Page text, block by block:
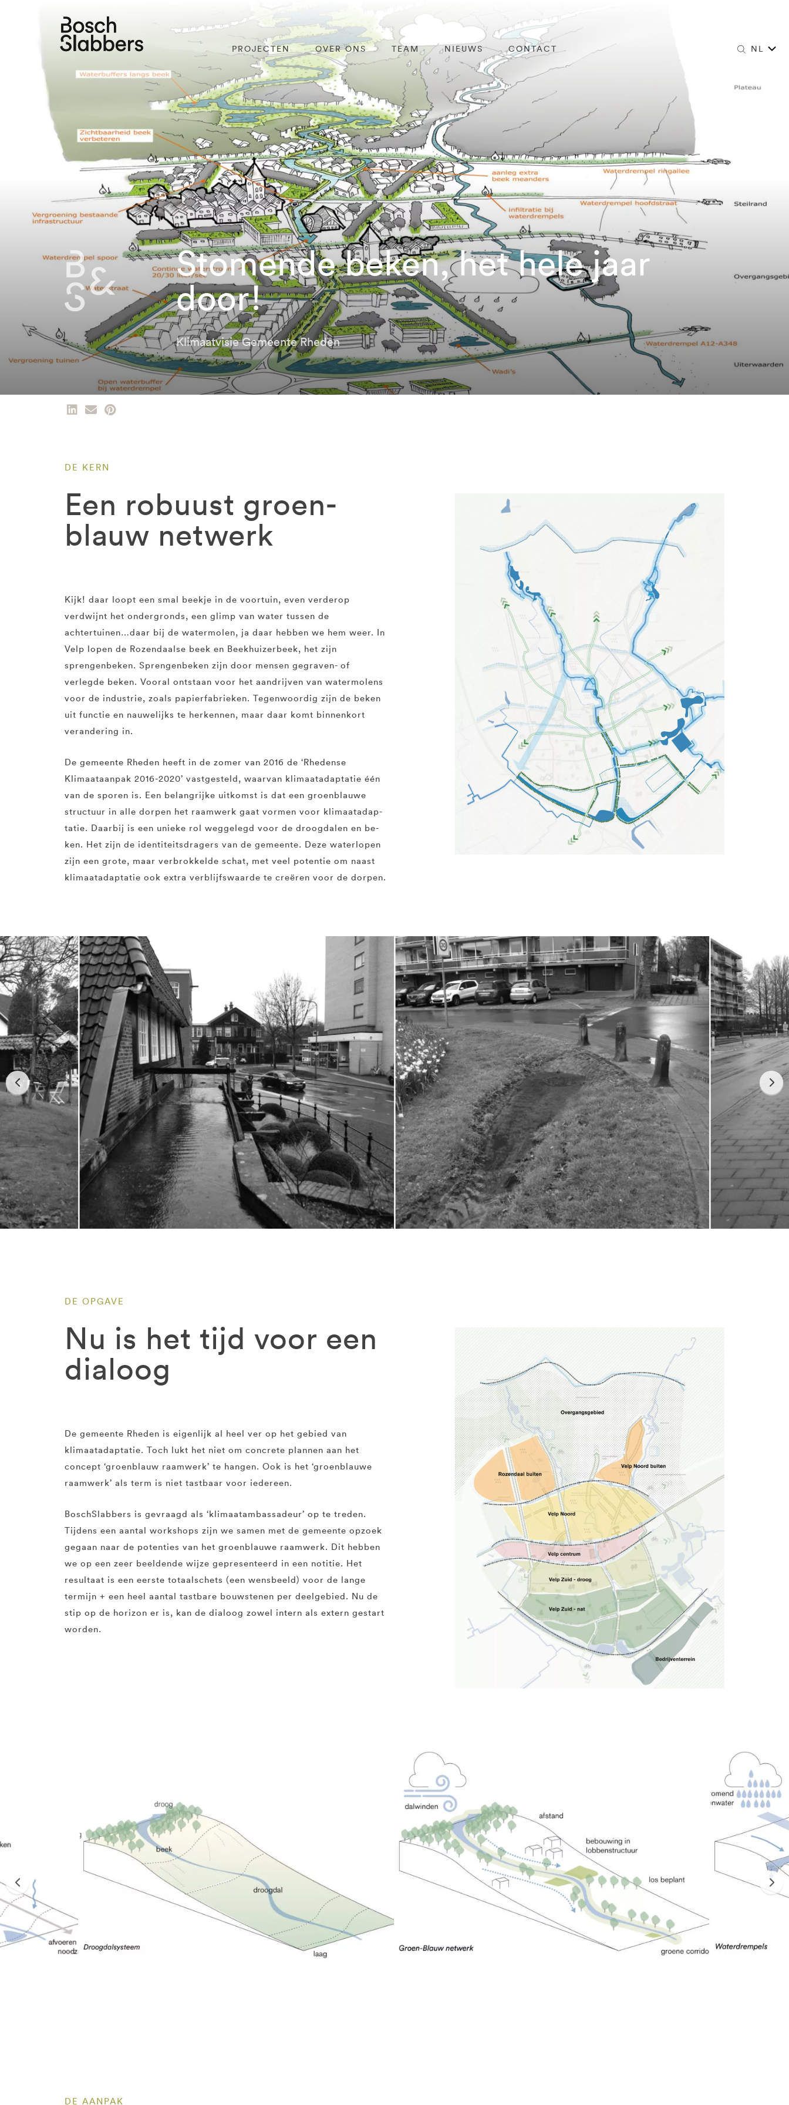
PROJECTEN OVER ONS TEAM NIEUWS CONTACT NL
Stomende beken, het hele jaar
door!
Klimaatvisie Gemeente Rheden
DE KERN
Een robuust groen-
blauw netwerk
Kijk! daar loopt een smal beekje in de voortuin, even verderop
verdwijnt het ondergronds, een glimp van water tussen de
achtertuinen…daar bij de watermolen, ja daar hebben we hem weer. In
Velp lopen de Rozendaalse beek en Beekhuizerbeek, het zijn
sprengenbeken. Sprengen­beken zijn door mensen gegraven- of
verlegde beken. Vooral ontstaan voor het aandrijv­en van watermolens
voor de industrie, zoals papierfabrieken. Tegenwoordig zijn de beken
uit functie en nauwelijks te herkennen, maar daar komt binnenkort
verandering in.
De gemeente Rheden heeft in de zomer van 2016 de ‘Rhedense
Klimaataanpak 2016-2020’ vastgesteld, waarvan klimaatadaptatie één
van de sporen is. Een belangrijke uitkomst is dat een groenblauwe
structuur in alle dorpen het raamwerk gaat vormen voor klimaatadap­
tatie. Daarbij is een unieke rol weggelegd voor de droogdalen en be­
ken. Het zijn de identiteitsdragers van de gemeente. Deze waterlopen
zijn een grote, maar verbrokkelde schat, met veel potentie om naast
klimaatadaptatie ook extra verblijfswaarde te creëren voor de dorpen.
DE OPGAVE
Nu is het tijd voor een
dialoog
De gemeente Rheden is eigenlijk al heel ver op het gebied van
klimaatadaptatie. Toch lukt het niet om concrete plannen aan het
concept ‘groenblauw raamwerk’ te hangen. Ook is het ‘groenblauwe
raamwerk’ als term is niet tastbaar voor iedereen.
BoschSlabbers is gevraagd als ‘klimaatambassadeur’ op te treden.
Tijdens een aantal workshops zijn we samen met de gemeente opzoek
gegaan naar de potenties van het groenblauwe raamwerk. Dit hebben
we op een zeer beeldende wijze gepresenteerd in een notitie. Het
resultaat is een eerste totaalschets (een wensbeeld) voor de lange
termijn + een heel aantal tastbare bouwstenen per deelgebied. Nu de
stip op de horizon er is, kan de dialoog zowel intern als extern gestart
worden.
DE AANPAK